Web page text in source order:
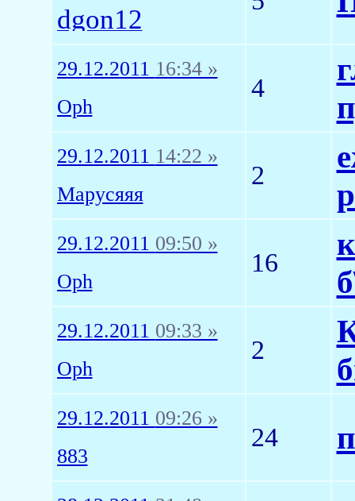
dgon12
29.12.2011 16:34 »
Oph
4
29.12.2011 14:22 »
Марусяяя
2
29.12.2011 09:50 »
Oph
16
29.12.2011 09:33 »
Oph
2
29.12.2011 09:26 »
883
24